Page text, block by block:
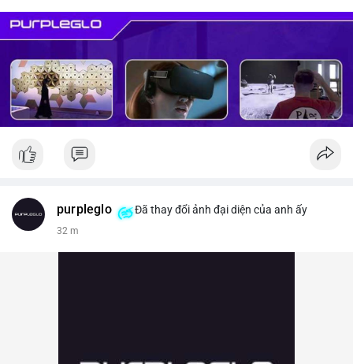
purpleglo Đã thay đổi ảnh đại diện của anh ấy
32 m